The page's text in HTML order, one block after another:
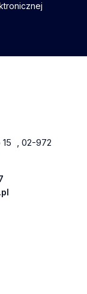
15 , 02-972